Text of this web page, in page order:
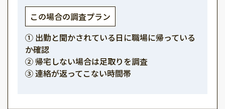
この場合の調査プラン
① 出勤と聞かされている日に職場に帰っている
か確認
② 帰宅しない場合は足取りを調査
③ 連絡が返ってこない時間帯